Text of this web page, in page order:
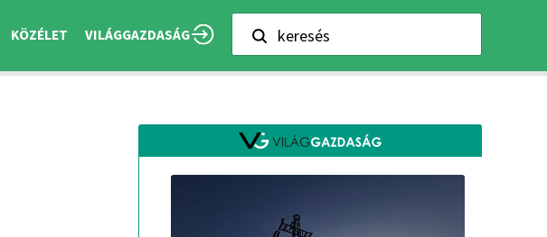
KÖZÉLET VILÁGGAZDASÁG keresés